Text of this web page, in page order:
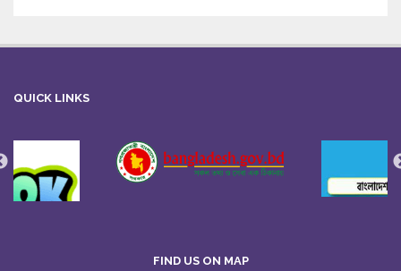
QUICK LINKS
FIND US ON MAP